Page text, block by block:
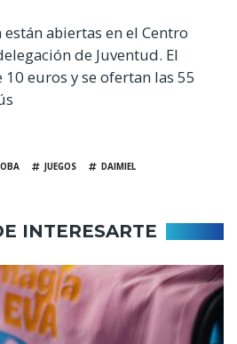
abiertas en el Centro
de Juventud. El
euros y se ofertan las 55
JUEGOS DAIMIEL
INTERESARTE